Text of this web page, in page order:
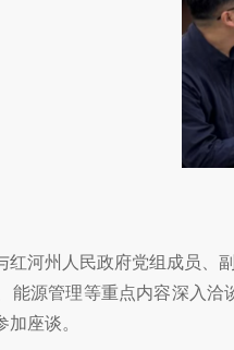
州人民政府党组成员、副
能源管理等重点内容深入
座谈。